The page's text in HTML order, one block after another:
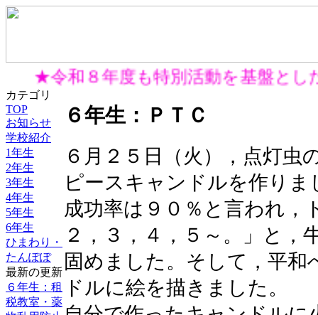
★令和８年度も特別活動を基盤とし
カテゴリ
TOP
お知らせ
学校紹介
1年生
2年生
3年生
4年生
5年生
6年生
ひまわり・
たんぽぽ
最新の更新
６年生：租
税教室・薬
６年生：ＰＴＣ
６月２５日（火），点灯虫
ピースキャンドルを作りま
成功率は９０％と言われ，
２，３，４，５～。」と，
固めました。そして，平
ドルに絵を描きました。